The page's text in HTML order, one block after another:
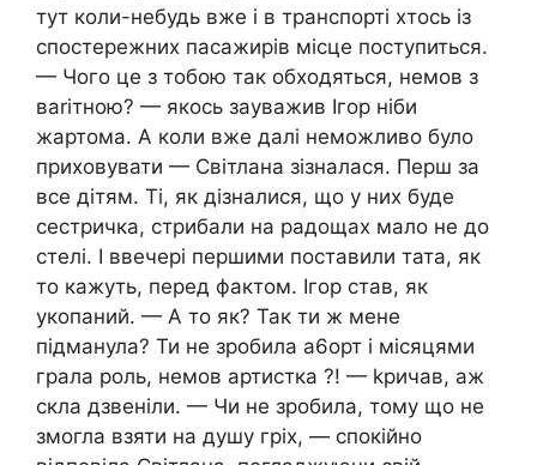
тут коли-небудь вже і в транспорті хтось із
спостережних пасажирів місце поступиться.
— Чого це з тобою так обходяться, немов з
вariтною? — якось зауважив Ігор ніби
жартома. А коли вже далі неможливо було
приховувати — Світлана зізналася. Перш за
все дітям. Ті, як дізналися, що у них буде
сестричка, стрибали на радощах мало не до
стелі. І ввечері першими поставили тата, як
то кажуть, перед фактом. Ігор став, як
укопаний. — А то як? Так ти ж мене
підманула? Ти не зробила а6орт і місяцями
грала роль, немов артистка ?! — kpичав, аж
скла дзвеніли. — Чи не зробила, тому що не
змогла взяти на душу гpix, — спокійно